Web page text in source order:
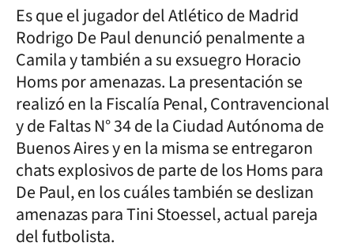
Es que el jugador del Atlético de Madrid
Rodrigo De Paul denunció penalmente a
Camila y también a su exsuegro Horacio
Homs por amenazas. La presentación se
realizó en la Fiscalía Penal, Contravencional
y de Faltas N° 34 de la Ciudad Autónoma de
Buenos Aires y en la misma se entregaron
chats explosivos de parte de los Homs para
De Paul, en los cuáles también se deslizan
amenazas para Tini Stoessel, actual pareja
del futbolista.